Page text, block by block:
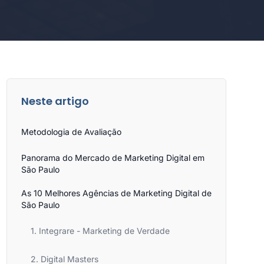
Neste artigo
Metodologia de Avaliação
Panorama do Mercado de Marketing Digital em
São Paulo
As 10 Melhores Agências de Marketing Digital de
São Paulo
1. Integrare - Marketing de Verdade
2. Digital Masters